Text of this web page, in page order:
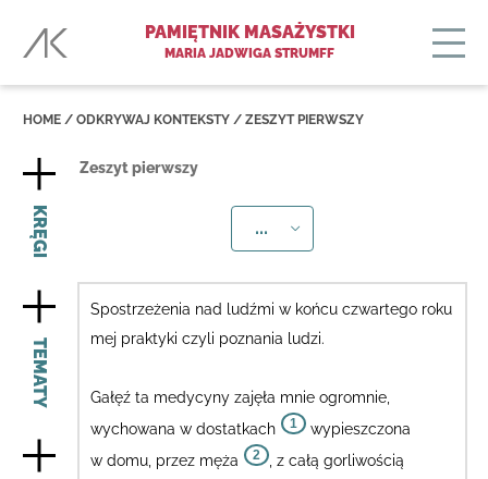
PAMIĘTNIK MASAŻYSTKI
MARIA JADWIGA STRUMFF
HOME /ODKRYWAJ KONTEKSTY /ZESZYT PIERWSZY
Zeszyt pierwszy
...
Spostrzeżenia nad ludźmi w końcu czwartego roku
mej praktyki czyli poznania ludzi.
Gałęź ta medycyny zajęła mnie ogromnie
wychowana w dostatkach
1
wypieszczona
w domu, przez męża
2
, z całą gorliwością
KRĘGI
TEMATY